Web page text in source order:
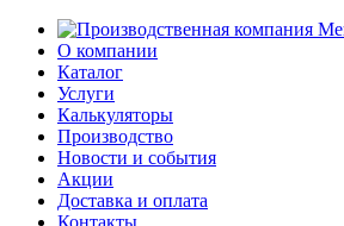
О компании
Каталог
Услуги
Калькуляторы
Производство
Новости и события
Акции
Доставка и оплата
Контакты